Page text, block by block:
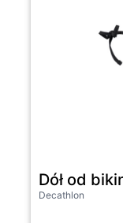
Dół od
Decathlon